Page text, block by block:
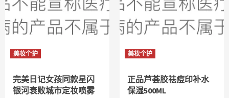
美妆个护
完美日记女孩同款星闪
银河衰败城市定妆喷雾
美妆个护
正品芦荟胶祛痘印补水
保湿500ML